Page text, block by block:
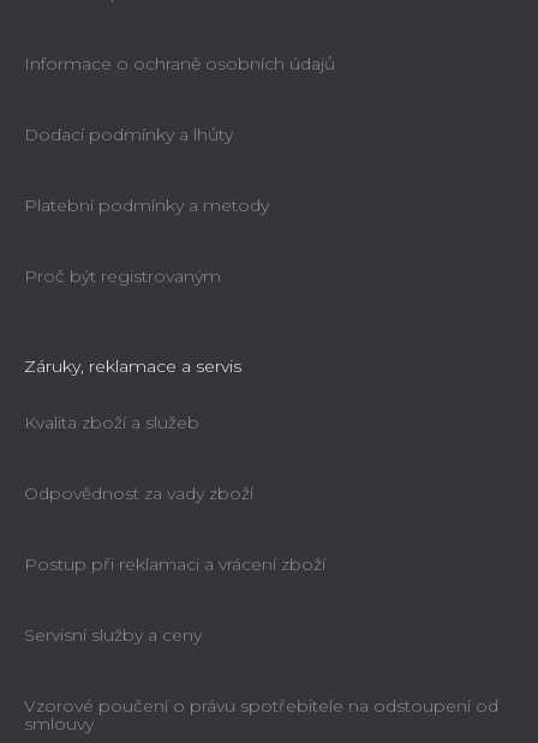
740 Kč
Informace o ochraně osobních údajů
Dodací podmínky a lhůty
Platební podmínky a metody
Proč být registrovaným
Záruky, reklamace a servis
Kvalita zboží a služeb
Odpovědnost za vady zboží
Postup při reklamaci a vrácení zboží
Servisní služby a ceny
Vzorové poučení o právu spotřebitele na odstoupení od
smlouvy